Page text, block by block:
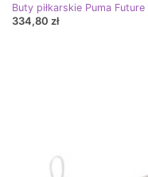
Buty piłkarskie Puma
334,80 zł